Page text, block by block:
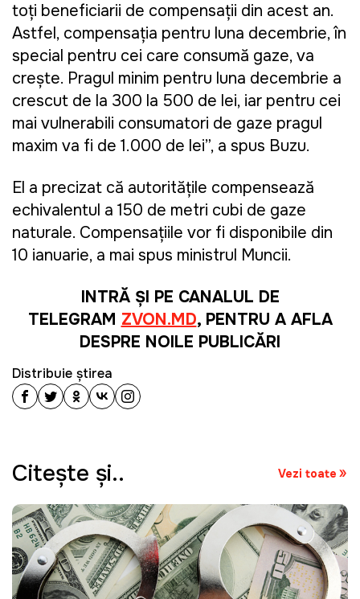
toți beneficiarii de compensații din acest an.
Astfel, compensația pentru luna decembrie, în
special pentru cei care consumă gaze, va
crește. Pragul minim pentru luna decembrie a
crescut de la 300 la 500 de lei, iar pentru cei
mai vulnerabili consumatori de gaze pragul
maxim va fi de 1.000 de lei”, a spus Buzu.
El a precizat că autoritățile compensează
echivalentul a 150 de metri cubi de gaze
naturale. Compensațiile vor fi disponibile din
10 ianuarie, a mai spus ministrul Muncii.
INTRĂ ȘI PE CANALUL DE
TELEGRAM ZVON.MD, PENTRU A AFLA
DESPRE NOILE PUBLICĂRI
Distribuie știrea
Citeşte şi.. Vezi toate